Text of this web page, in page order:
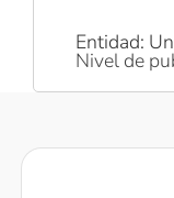
Entidad:
Nivel de